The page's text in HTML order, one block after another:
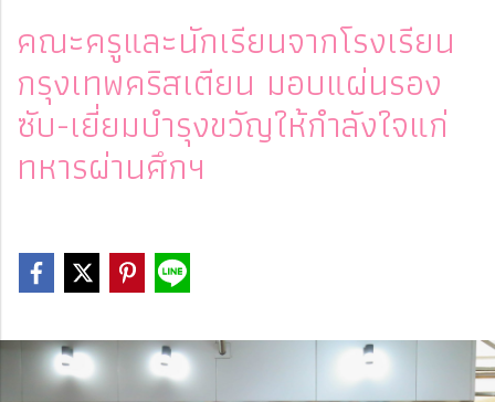
คณะครูและนักเรียนจากโรงเรียน
กรุงเทพคริสเตียน มอบแผ่นรอง
ซับ-เยี่ยมบำรุงขวัญให้กำลังใจแก่
ทหารผ่านศึกฯ